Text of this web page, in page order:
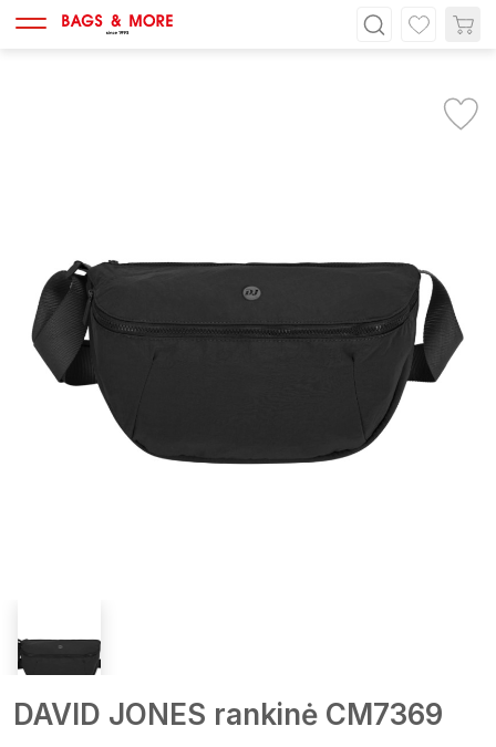
DAVID JONES rankinė CM7369